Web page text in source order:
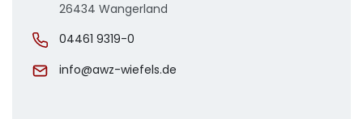
26434 Wangerland
04461 9319-0
info@awz-wiefels.de